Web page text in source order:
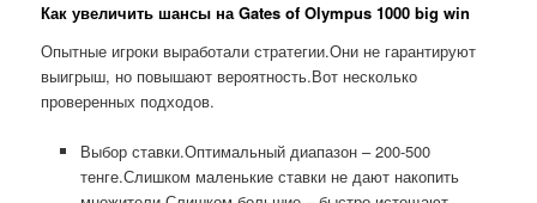
Как увеличить шансы на Gates of Olympus 1000 big win
Опытные игроки выработали стратегии.Они не гарантируют
выигрыш, но повышают вероятность.Вот несколько
проверенных подходов.
Выбор ставки.Оптимальный диапазон – 200-500
тенге.Слишком маленькие ставки не дают накопить